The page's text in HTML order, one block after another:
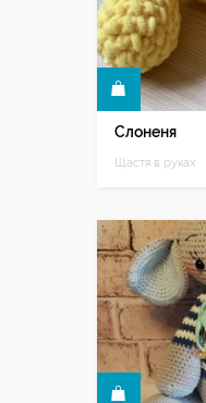
Слоненя
Щастя в руках